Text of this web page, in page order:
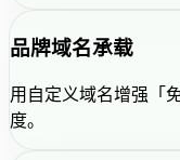
品牌域名承载
用自定义域名增强「
度。